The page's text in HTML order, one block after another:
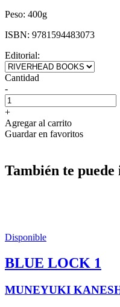
Peso: 400g
ISBN: 9781594483073
Editorial:
Cantidad
-
+
Agregar al carrito
Guardar en favoritos
También te
Disponible
BLUE LOCK 1
MUNEYUKI